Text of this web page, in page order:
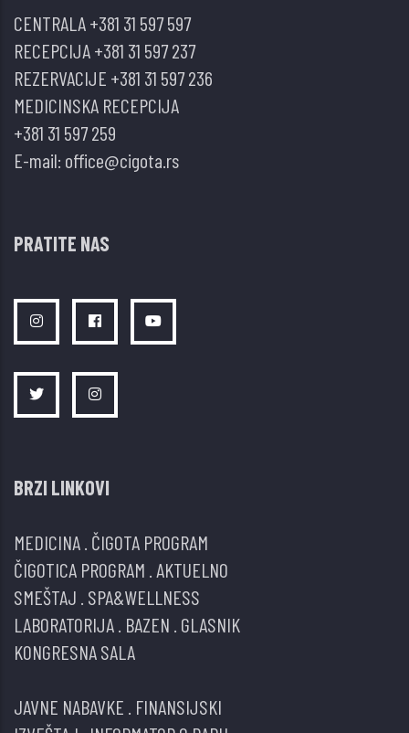
CENTRALA+381 31 597 597
RECEPCIJA+381 31 597 237
REZERVACIJE +381 31 597 236
MEDICINSKA RECEPCIJA
+381 31 597 259
E-mail: office@cigota.rs
PRATITE NAS
BRZI LINKOVI
MEDICINA ČIGOTA PROGRAM
ČIGOTICA PROGRAM AKTUELNO
SMEŠTAJ SPA&WELLNESS
LABORATORIJA BAZEN GLASNIK
KONGRESNA SALA
JAVNE NABAVKE FINANSIJSKI